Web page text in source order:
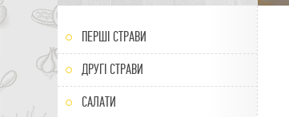
ПЕРШІ СТРАВИ
ДРУГІ СТРАВИ
САЛАТИ
01 2 3